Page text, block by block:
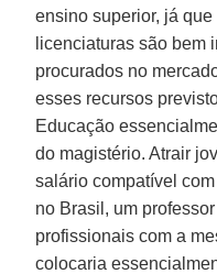
ensino superior, já
licenciaturas são bem
procurados no
esses recursos
Educação
do magistério. Atrair
salário compatível
no Brasil, um
profissionais com a
colocaria